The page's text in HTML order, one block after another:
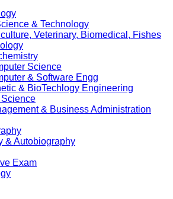
& Technology
Veterinary, Biomedical, Fishes
Science
& Software Engg
& BioTechlogy Engineering
Science
& Business Administration
& Autobiography
Exam